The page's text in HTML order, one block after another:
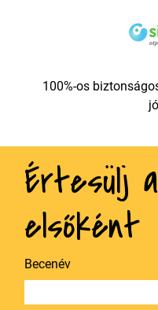
100%-os
Értesülj
elsőként
Becenév